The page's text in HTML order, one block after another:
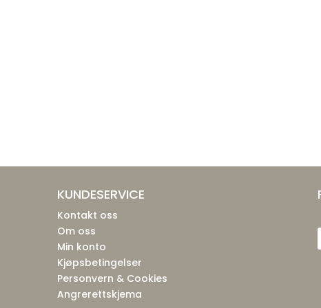
KUNDESERVICE
Kontakt oss
Om oss
Min konto
Kjøpsbetingelser
Personvern & Cookies
Angrerettskjema